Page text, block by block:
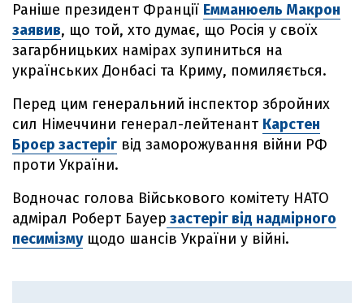
Раніше президент Франції Емманюель Макрон
заявив, що той, хто думає, що Росія у своїх
загарбницьких намірах зупиниться на
українських Донбасі та Криму, помиляється.
Перед цим генеральний інспектор збройних
сил Німеччини генерал-лейтенант Карстен
Броєр застеріг від заморожування війни РФ
проти України.
Водночас голова Військового комітету НАТО
адмірал Роберт Бауер застеріг від надмірного
песимізмущодо шансів України у війні.